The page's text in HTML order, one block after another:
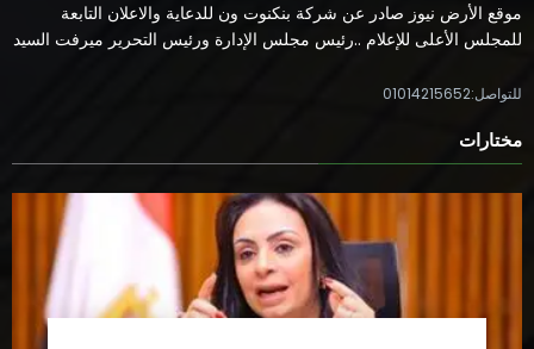
موقع الأرض نيوز صادر عن شركة بنكنوت ون للدعاية والاعلان التابعة
للمجلس الأعلى للإعلام ..رئيس مجلس الإدارة ورئيس التحرير ميرفت السيد
للتواصل:01014215652
مختارات